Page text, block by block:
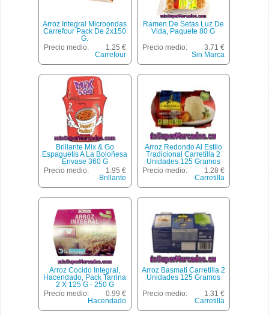
Arroz Integral Microondas
Carrefour Pack De 2x150
G.
Precio medio:
1.25 €
Carrefour
Ramen De Setas Luz De
Vida, Paquete 80 G
Precio medio:
3.71 €
Sin Marca
Brillante Mix & Go
Espaguetis A La Boloñesa
Envase 360 G
Precio medio:
1.95 €
Brillante
Arroz Redondo Al Estilo
Tradicional Carretilla 2
Unidades 125 Gramos
Precio medio:
1.28 €
Carretilla
Arroz Cocido Integral,
Hacendado, Pack Tarrina
2 X 125 G - 250 G
Precio medio:
0.99 €
Hacendado
Arroz Basmati Carretilla 2
Unidades 125 Gramos
Precio medio:
1.31 €
Carretilla